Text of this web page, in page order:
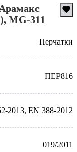
MG-311
Перчатки
ПЕР816
2013, EN 388-2012
019/2011